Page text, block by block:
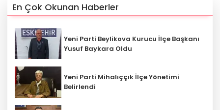
En Çok Okunan Haberler
Yeni Parti Beylikova Kurucu İlçe Başkanı
Yusuf Baykara Oldu
Yeni Parti Mihalıççık İlçe Yönetimi
Belirlendi